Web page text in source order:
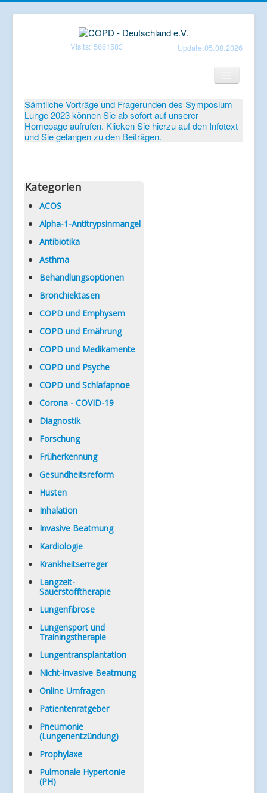
Visits: 5661583 Update:05.08.2026
Verein
Patientenbroschüren
Mediathek
Aktuelles
Veranstaltungen
Informationen
Sämtliche Vorträge und Fragerunden des Symposium
Lunge 2023 können Sie ab sofort auf unserer
Homepage aufrufen. Klicken Sie hierzu auf den Infotext
und Sie gelangen zu den Beiträgen.
Kategorien
ACOS
Alpha-1-Antitrypsinmangel
Antibiotika
Asthma
Behandlungsoptionen
Bronchiektasen
COPD und Emphysem
COPD und Ernährung
COPD und Medikamente
COPD und Psyche
COPD und Schlafapnoe
Corona - COVID-19
Diagnostik
Forschung
Früherkennung
Gesundheitsreform
Husten
Inhalation
Invasive Beatmung
Kardiologie
Krankheitserreger
Langzeit-
Sauerstofftherapie
Lungenfibrose
Lungensport und
Trainingstherapie
Lungentransplantation
Nicht-invasive Beatmung
Online Umfragen
Patientenratgeber
Pneumonie
(Lungenentzündung)
Prophylaxe
Pulmonale Hypertonie
(PH)